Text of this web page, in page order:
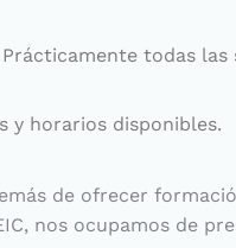
Prácticamente todas las
y horarios disponibles.
de ofrecer
nos ocupamos de